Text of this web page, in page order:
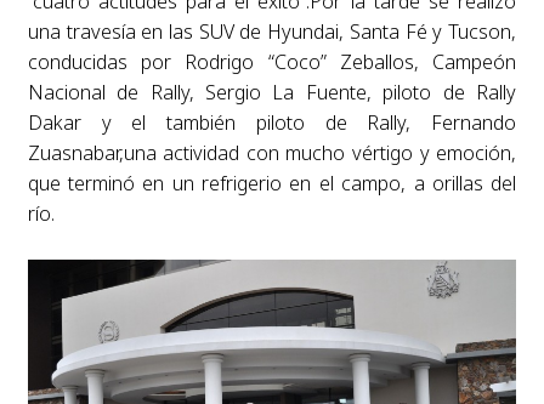
una travesía en las SUV de Hyundai, Santa Fé y Tucson,
conducidas por Rodrigo “Coco” Zeballos, Campeón
Nacional de Rally, Sergio La Fuente, piloto de Rally
Dakar y el también piloto de Rally, Fernando
Zuasnabar,una actividad con mucho vértigo y emoción,
que terminó en un refrigerio en el campo, a orillas del
río.